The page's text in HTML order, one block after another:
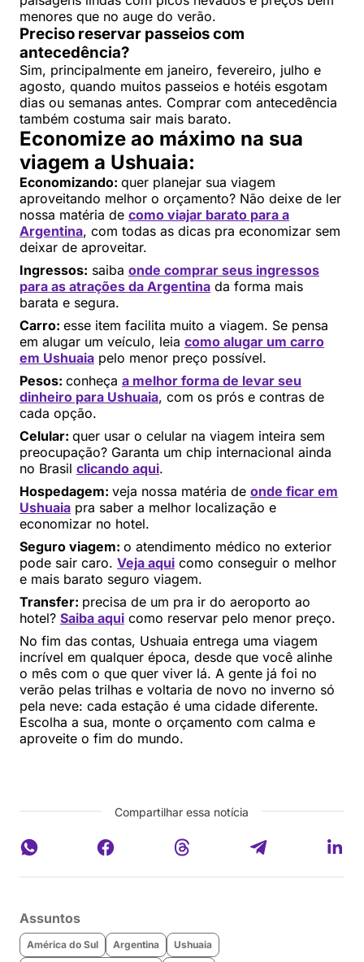
menores que no auge do verão.
Preciso reservar passeios com
antecedência?
Sim, principalmente em janeiro, fevereiro, julho e
agosto, quando muitos passeios e hotéis esgotam
dias ou semanas antes. Comprar com antecedência
também costuma sair mais barato.
Economize ao máximo na sua
viagem a Ushuaia:
Economizando: quer planejar sua viagem
aproveitando melhor o orçamento? Não deixe de ler
nossa matéria de como viajar barato para a
Argentina, com todas as dicas pra economizar sem
deixar de aproveitar.
Ingressos: saiba onde comprar seus ingressos
para as atrações da Argentina da forma mais
barata e segura.
Carro: esse item facilita muito a viagem. Se pensa
em alugar um veículo, leia como alugar um carro
em Ushuaia pelo menor preço possível.
Pesos: conheça a melhor forma de levar seu
dinheiro para Ushuaia, com os prós e contras de
cada opção.
Celular: quer usar o celular na viagem inteira sem
preocupação? Garanta um chip internacional ainda
no Brasil clicando aqui.
Hospedagem: veja nossa matéria de onde ficar em
Ushuaia pra saber a melhor localização e
economizar no hotel.
Seguro viagem: o atendimento médico no exterior
pode sair caro. Veja aqui como conseguir o melhor
e mais barato seguro viagem.
Transfer: precisa de um pra ir do aeroporto ao
hotel? Saiba aqui como reservar pelo menor preço.
No fim das contas, Ushuaia entrega uma viagem
incrível em qualquer época, desde que você alinhe
o mês com o que quer viver lá. A gente já foi no
verão pelas trilhas e voltaria de novo no inverno só
pela neve: cada estação é uma cidade diferente.
Escolha a sua, monte o orçamento com calma e
aproveite o fim do mundo.
Compartilhar essa notícia
Assuntos
América do Sul Argentina
Ushuaia